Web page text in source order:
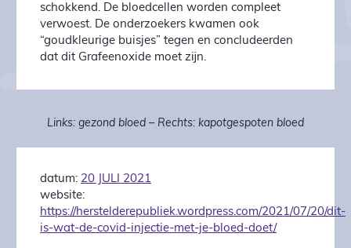
schokkend. De bloedcellen worden compleet
verwoest. De onderzoekers kwamen ook
“goudkleurige buisjes” tegen en concludeerden
dat dit Grafeenoxide moet zijn.
Links: gezond bloed – Rechts: kapotgespoten bloed
datum: 20 JULI 2021
website:
https://herstelderepubliek.wordpress.com/2021/07/20/dit-
is-wat-de-covid-injectie-met-je-bloed-doet/